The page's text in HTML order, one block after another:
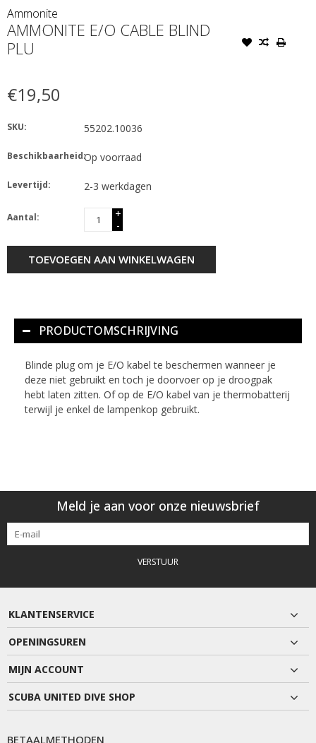
Ammonite
AMMONITE E/O CABLE BLIND
PLU
€19,50
SKU: 55202.10036
Beschikbaarheid:Op voorraad
Levertijd: 2-3 werkdagen
Aantal:
+
-
TOEVOEGEN AAN WINKELWAGEN
PRODUCTOMSCHRIJVING
Blinde plug om je E/O kabel te beschermen wanneer je
deze niet gebruikt en toch je doorvoer op je droogpak
hebt laten zitten. Of op de E/O kabel van je thermobatterij
terwijl je enkel de lampenkop gebruikt.
Meld je aan voor onze nieuwsbrief
VERSTUUR
KLANTENSERVICE
OPENINGSUREN
MIJN ACCOUNT
SCUBA UNITED DIVE SHOP
BETAALMETHODEN